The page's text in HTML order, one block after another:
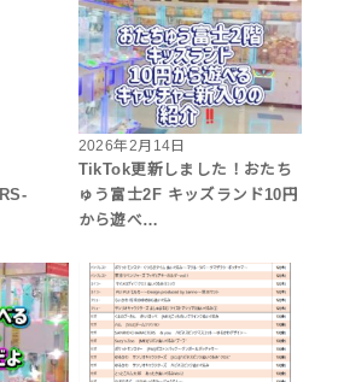
2026年2月14日
TikTok更新しました！おたち
ゅう富士2F キッズランド10円
から遊べ…